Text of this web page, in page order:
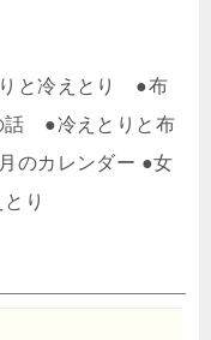
と冷えとり ●布
話 ●冷えとりと布
のカレンダー ●女
り